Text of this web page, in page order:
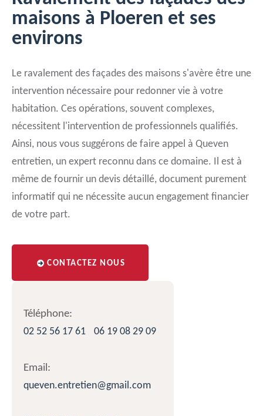
maisons à Ploeren et ses
environs
Le ravalement des façades des maisons s'avère être une
intervention nécessaire pour redonner vie à votre
habitation. Ces opérations, souvent complexes,
nécessitent l'intervention de professionnels qualifiés.
Ainsi, nous vous suggérons de faire appel à Queven
entretien, un expert reconnu dans ce domaine. Il est à
même de fournir un devis détaillé, document purement
informatif qui ne nécessite aucun engagement financier
de votre part.
CONTACTEZ NOUS
Téléphone:
02 52 56 17 61
06 19 08 29 09
Email:
queven.entretien@gmail.com